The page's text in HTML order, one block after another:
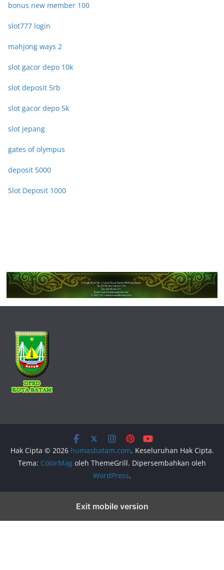
bonus new member 100
slot777 login
mahjong ways 2
slot gacor depo 10k
slot deposit 5rb
slot gacor depo 5k
slot jepang
gates of olympus
deposit 5000
Slot Deposit 1000
Hak Cipta © 2026 humasbatam.com. Keseluruhan Hak Cipta.
Tema: ColorMag oleh ThemeGrill. Dipersembahkan oleh
WordPress.
Exit mobile version